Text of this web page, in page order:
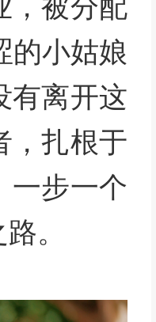
，被分配
的小姑娘
有离开这
，扎根于
一步一个
。